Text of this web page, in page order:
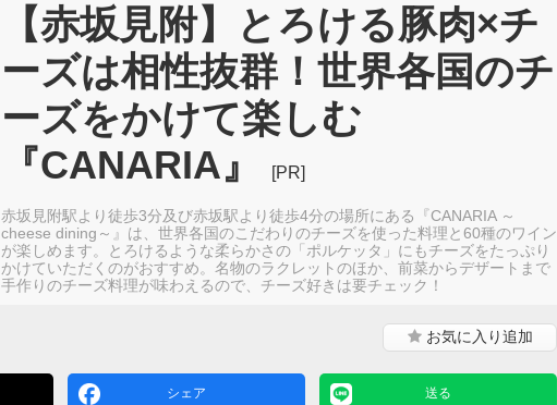
【赤坂見附】とろける豚肉×チ
ーズは相性抜群！世界各国のチ
ーズをかけて楽しむ
『CANARIA』
[PR]
赤坂見附駅より徒歩3分及び赤坂駅より徒歩4分の場所にある『CANARIA ～
cheese dining～』は、世界各国のこだわりのチーズを使った料理と60種のワイン
が楽しめます。とろけるような柔らかさの「ポルケッタ」にもチーズをたっぷり
かけていただくのがおすすめ。名物のラクレットのほか、前菜からデザートまで
手作りのチーズ料理が味わえるので、チーズ好きは要チェック！
お気に入り追加
シェア 送る